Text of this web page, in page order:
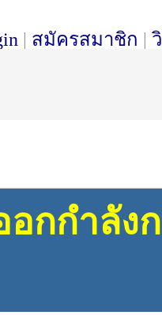
| สมัครสมาชิก |
กกำลัง